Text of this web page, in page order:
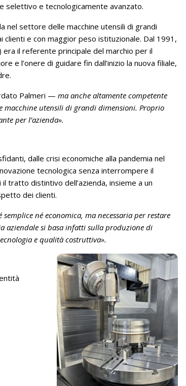
selettivo e tecnologicamente avanzato.
nel settore delle macchine utensili di grandi
e con maggior peso istituzionale. Dal 1991,
era il referente principale del marchio per il
e l’onere di guidare fin dall’inizio la nuova filiale,
Palmeri — ma anche altamente competente
utensili di grandi dimensioni. Proprio
per l’azienda».
dalle crisi economiche alla pandemia nel
tecnologica senza interrompere il
tratto distintivo dell’azienda, insieme a un
dei clienti.
semplice né economica, ma necessaria per restare
aziendale si basa infatti sulla produzione di
e qualità costruttiva».